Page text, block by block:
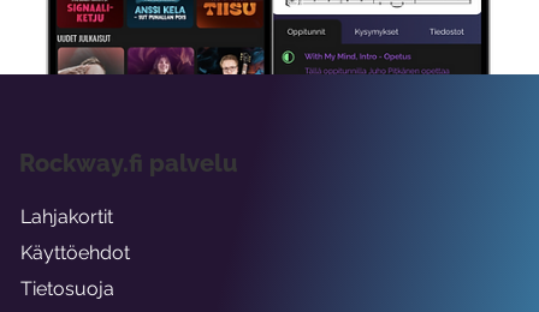
viikon ajaksi.
Rockway.fi palvelu
Lahjakortit
Käyttöehdot
Tietosuoja